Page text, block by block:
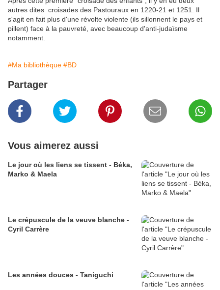
autres dites croisades des Pastouraux en 1220-21 et 1251. Il
s'agit en fait plus d'une révolte violente (ils sillonnent le pays et
pillent) face à la pauvreté, avec beaucoup d'anti-judaïsme
notamment.
#Ma bibliothèque #BD
Partager
Vous aimerez aussi
Le jour où les liens se tissent - Béka,
Marko & Maela
Le crépuscule de la veuve blanche -
Cyril Carrère
Les années douces - Taniguchi